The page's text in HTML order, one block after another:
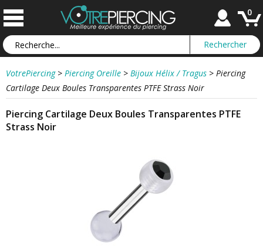
0
VotrePiercing > Piercing Oreille > Bijoux Hélix / Tragus > Piercing
Cartilage Deux Boules Transparentes PTFE Strass Noir
Piercing Cartilage Deux Boules Transparentes PTFE
Strass Noir